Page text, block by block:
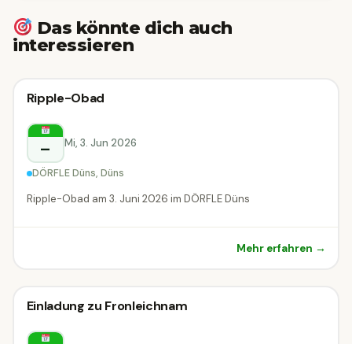
Das könnte dich auch
interessieren
Sonstiges
Düns
Sonstiges
Ripple-Obad
– Mi, 3. Jun 2026
DÖRFLE Düns, Düns
Ripple-Obad am 3. Juni 2026 im DÖRFLE Düns
Mehr erfahren →
Sonstiges
Eichenberg
Sonstiges
Einladung zu Fronleichnam